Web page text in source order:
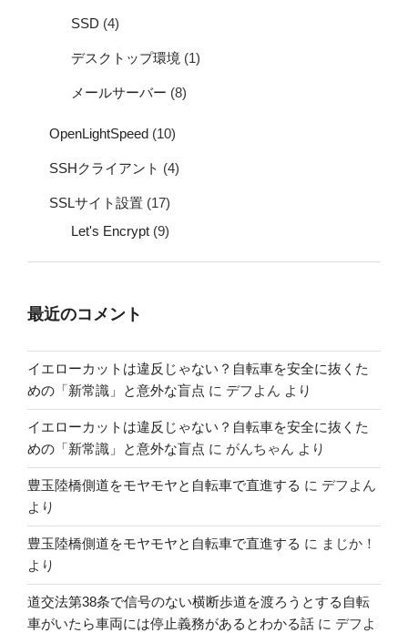
SSD (4)
デスクトップ環境 (1)
メールサーバー (8)
OpenLightSpeed (10)
SSHクライアント (4)
SSLサイト設置 (17)
Let's Encrypt (9)
最近のコメント
イエローカットは違反じゃない？自転車を安全に抜くた
めの「新常識」と意外な盲点 に デフよん より
イエローカットは違反じゃない？自転車を安全に抜くた
めの「新常識」と意外な盲点 に がんちゃん より
豊玉陸橋側道をモヤモヤと自転車で直進する に デフよん
より
豊玉陸橋側道をモヤモヤと自転車で直進する に まじか！
より
道交法第38条で信号のない横断歩道を渡ろうとする自転
車がいたら車両には停止義務があるとわかる話 に デフよ